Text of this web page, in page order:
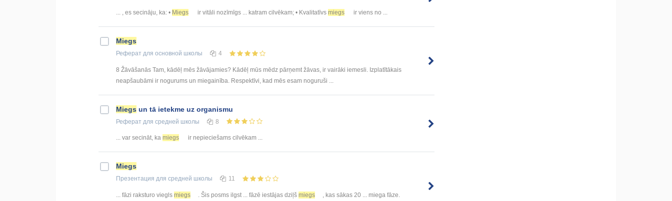
... , es secināju, ka: • Miegs ir vitāli nozīmīgs ... katram cilvēkam; • Kvalitatīvs miegs ir viens no ...
Miegs
Реферат для основной школы 4
8 Žāvāšanās Tam, kādēļ mēs žāvājamies? Kādēļ mūs mēdz pārņemt žāvas, ir vairāki iemesli. Izplatītākais
neapšaubāmi ir nogurums un miegainība. Respektīvi, kad mēs esam noguruši ...
Miegs un tā ietekme uz organismu
Реферат для средней школы 8
... var secināt, ka miegs ir nepieciešams cilvēkam ...
Miegs
Презентация для средней школы 11
... fāzi raksturo viegls miegs . Šis posms ilgst ... fāzē iestājas dziļš miegs
, kas sākas 20 ... miega fāze.